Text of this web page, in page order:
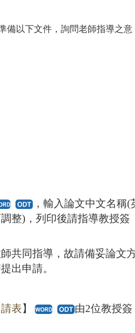
備以下文件，詢問老師指導之意
， 輸入論文中文名稱(
整)，列印後請指導教授簽
共同指導，故請備妥論文
出申請。
表】
由2位教授簽